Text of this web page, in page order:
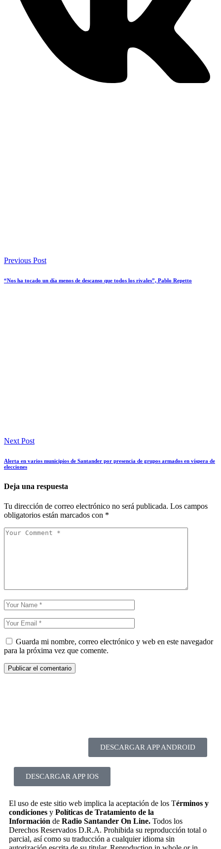
Previous Post
“Nos ha tocado un día menos de descanso que todos los rivales”, Pablo Repetto
Next Post
Alerta en varios municipios de Santander por presencia de grupos armados en víspera de
elecciones
Deja una respuesta
Tu dirección de correo electrónico no será publicada. Los campos
obligatorios están marcados con *
Guarda mi nombre, correo electrónico y web en este navegador
para la próxima vez que comente.
DESCARGAR APP ANDROID
DESCARGAR APP IOS
El uso de este sitio web implica la aceptación de los Términos y
condiciones y Políticas de Tratamiento de la
Información de Radio Santander On Line. Todos los
Derechos Reservados D.R.A. Prohibida su reproducción total o
parcial, así como su traducción a cualquier idioma sin